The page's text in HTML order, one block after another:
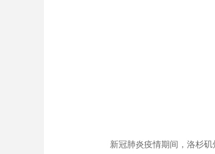
新冠肺炎疫情期间，洛杉矶州